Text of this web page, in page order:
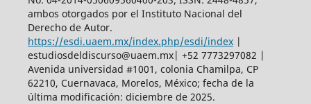
ambos otorgados por el Instituto Nacional del
Derecho de Autor.
https://esdi.uaem.mx/index.php/esdi/index|
estudiosdeldiscurso@uaem.mx| +52 7773297082 |
Avenida universidad #1001, colonia Chamilpa, CP
62210, Cuernavaca, Morelos, México; fecha de la
última modificación: diciembre de 2025.